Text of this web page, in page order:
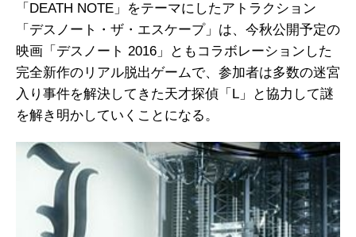
「DEATH NOTE」をテーマにしたアトラクション
「デスノート・ザ・エスケープ」は、今秋公開予定の
映画「デスノート 2016」ともコラボレーションした
完全新作のリアル脱出ゲームで、参加者は多数の迷宮
入り事件を解決してきた天才探偵「L」と協力して謎
を解き明かしていくことになる。